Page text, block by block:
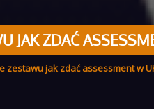
JAK ZDAĆ
zestawu jak zdać assessment w